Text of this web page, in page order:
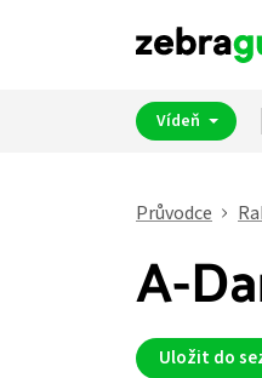
Vídeň
Průvodce
A-
Uložit do